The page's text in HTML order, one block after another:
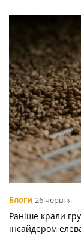
Блоги 26 червня
Раніше крали
інсайдером